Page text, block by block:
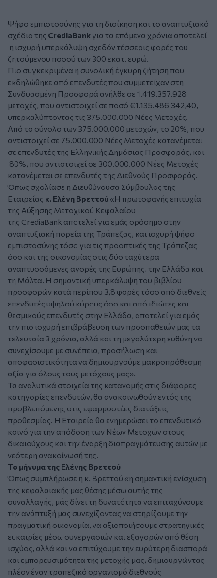
Ψήφο εμπιστοσύνης για τη διοίκηση και το αναπτυξιακό
σχέδιο της CrediaBank για τα επόμενα χρόνια αποτελεί
η ισχυρή υπερκάλυψη σχεδόν τέσσερις φορές του
ζητούμενου ποσού των 300 εκατ. ευρώ.
Πιο συγκεκριμένα η συνολική έγκυρη ζήτηση που
εκδηλώθηκε από επενδυτές που συμμετείχαν στη
Συνδυασμένη Προσφορά ανήλθε σε 1.419.357.928
μετοχές, που αντιστοιχεί σε ποσό €1.135.486.342,40,
υπερκαλύπτοντας τις 375.000.000 Νέες Μετοχές.
Από το σύνολο των 375.000.000 μετοχών, το 20%, που
αντιστοιχεί σε 75.000.000 Νέες Μετοχές κατανέμεται
σε επενδυτές της Ελληνικής Δημόσιας Προσφοράς, και
80%, που αντιστοιχεί σε 300.000.000 Νέες Μετοχές
κατανέμεται σε επενδυτές της Διεθνούς Προσφοράς.
Όπως σχολίασε η Διευθύνουσα Σύμβουλος της
Εταιρείας κ. Ελένη Βρεττού «Η πρωτοφανής επιτυχία
της Αύξησης Μετοχικού Κεφαλαίου
της CrediaBank αποτελεί για εμάς ορόσημο στην
αναπτυξιακή πορεία της Τράπεζας, και ισχυρή ψήφο
εμπιστοσύνης τόσο για τις προοπτικές της Τράπεζας
όσο και της οικονομίας στις δύο ταχύτερα
αναπτυσσόμενες αγορές της Ευρώπης, την Ελλάδα και
τη Μάλτα. Η σημαντική υπερκάλυψη του βιβλίου
προσφορών κατά περίπου 3,8 φορές τόσο από διεθνείς
επενδυτές υψηλού κύρους όσο και από ιδιώτες και
θεσμικούς επενδυτές στην Ελλάδα, αποτελεί για εμάς
την πιο ισχυρή επιβράβευση των προσπαθειών μας τα
τελευταία 3 χρόνια, αλλά και τη μεγαλύτερη ευθύνη να
συνεχίσουμε με συνέπεια, προσήλωση και
αποφασιστικότητα να δημιουργούμε μακροπρόθεσμη
αξία για όλους τους μετόχους μας».
Τα αναλυτικά στοιχεία της κατανομής στις διάφορες
κατηγορίες επενδυτών, θα ανακοινωθούν εντός της
προβλεπόμενης στις εφαρμοστέες διατάξεις
προθεσμίας. Η Εταιρεία θα ενημερώσει το επενδυτικό
κοινό για την απόδοση των Νέων Μετοχών στους
δικαιούχους και την έναρξη διαπραγμάτευσης αυτών με
νεότερη ανακοίνωσή της.
Το μήνυμα της Ελένης Βρεττού
Όπως συμπλήρωσε η κ. Βρεττού «η σημαντική ενίσχυση
της κεφαλαιακής μας θέσης μέσω αυτής της
συναλλαγής, μάς δίνει τη δυνατότητα να επιταχύνουμε
την ανάπτυξή μας συνεχίζοντας να στηρίζουμε την
πραγματική οικονομία, να αξιοποιήσουμε στρατηγικές
ευκαιρίες μέσω συνεργασιών και εξαγορών από θέση
ισχύος, αλλά και να επιτύχουμε την ευρύτερη διασπορά
και εμπορευσιμότητα της μετοχής μας, δημιουργώντας
πλέον έναν τραπεζικό οργανισμό διεθνούς